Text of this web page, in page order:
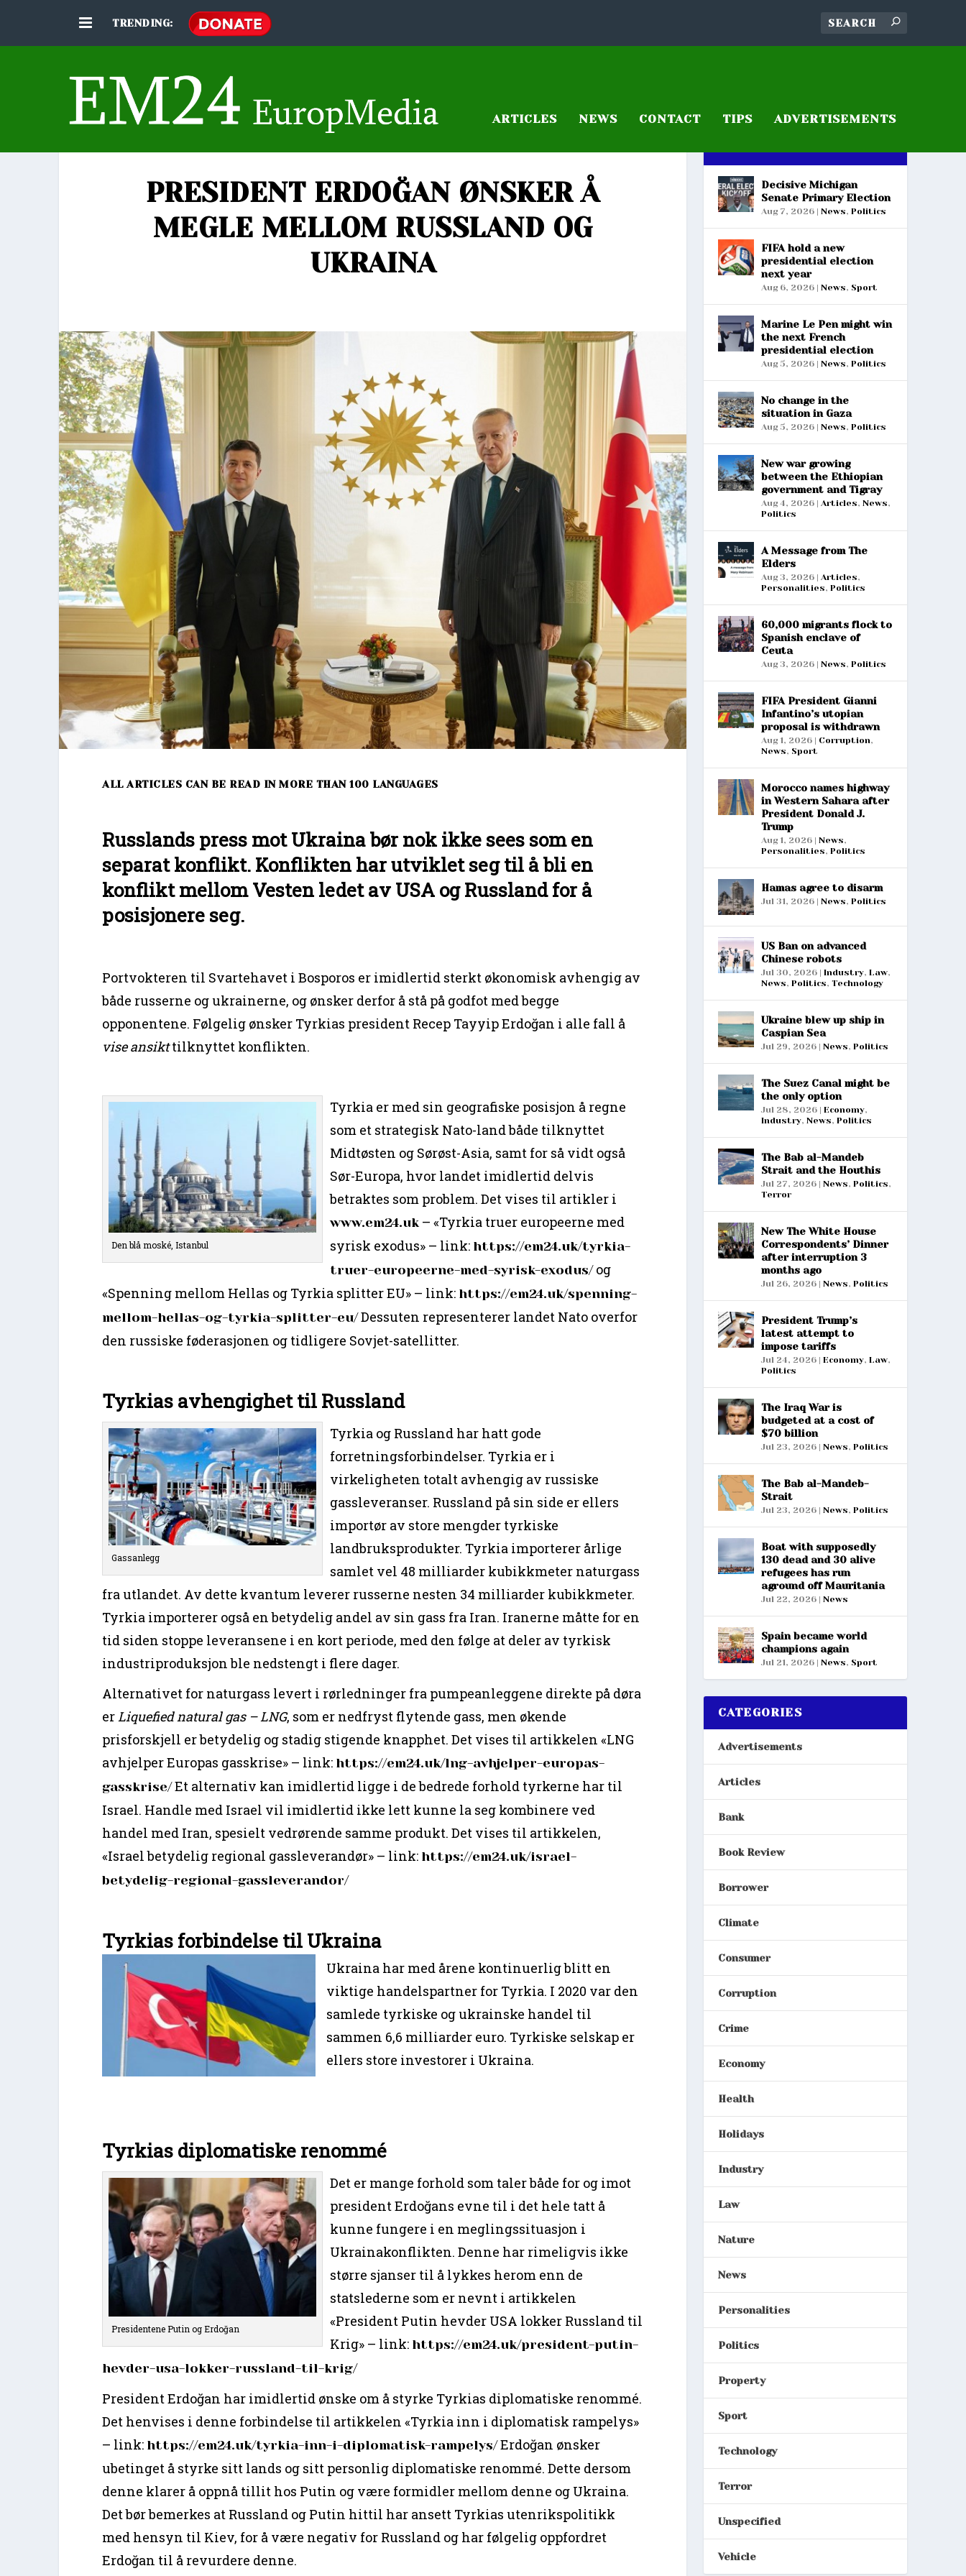
TRENDING:
ARTICLES NEWS CONTACT TIPS ADVERTISEMENTS
PRESIDENT ERDOĞAN ØNSKER Å
MEGLE MELLOM RUSSLAND OG
UKRAINA
ALL ARTICLES CAN BE READ IN MORE THAN 100 LANGUAGES
Russlands press mot Ukraina bør nok ikke sees som en
separat konflikt. Konflikten har utviklet seg til å bli en
konflikt mellom Vesten ledet av USA og Russland for å
posisjonere seg.
Portvokteren til Svartehavet i Bosporos er imidlertid sterkt økonomisk avhengig av
både russerne og ukrainerne, og ønsker derfor å stå på godfot med begge
opponentene. Følgelig ønsker Tyrkias president Recep Tayyip Erdoğan i alle fall å
vise ansikttilknyttet konflikten.
Den blå moské, Istanbul
Tyrkia er med sin geografiske posisjon å regne
som et strategisk Nato-land både tilknyttet
Midtøsten og Sørøst-Asia, samt for så vidt også
Sør-Europa, hvor landet imidlertid delvis
betraktes som problem. Det vises til artikler i
www.em24.uk– «Tyrkia truer europeerne med
syrisk exodus» – link: https://em24.uk/tyrkia-
truer-europeerne-med-syrisk-exodus/og
«Spenning mellom Hellas og Tyrkia splitter EU» – link: https://em24.uk/spenning-
mellom-hellas-og-tyrkia-splitter-eu/Dessuten representerer landet Nato overfor
den russiske føderasjonen og tidligere Sovjet-satellitter.
Tyrkias avhengighet til Russland
Gassanlegg
Tyrkia og Russland har hatt gode
forretningsforbindelser. Tyrkia er i
virkeligheten totalt avhengig av russiske
gassleveranser. Russland på sin side er ellers
importør av store mengder tyrkiske
landbruksprodukter. Tyrkia importerer årlige
samlet vel 48 milliarder kubikkmeter naturgass
fra utlandet. Av dette kvantum leverer russerne nesten 34 milliarder kubikkmeter.
Tyrkia importerer også en betydelig andel av sin gass fra Iran. Iranerne måtte for en
tid siden stoppe leveransene i en kort periode, med den følge at deler av tyrkisk
industriproduksjon ble nedstengt i flere dager.
Alternativet for naturgass levert i rørledninger fra pumpeanleggene direkte på døra
erLiquefied natural gas – LNG, som er nedfryst flytende gass, men økende
prisforskjell er betydelig og stadig stigende knapphet. Det vises til artikkelen «LNG
avhjelper Europas gasskrise» – link: https://em24.uk/lng-avhjelper-europas-
gasskrise/Et alternativ kan imidlertid ligge i de bedrede forhold tyrkerne har til
Israel. Handle med Israel vil imidlertid ikke lett kunne la seg kombinere ved
handel med Iran, spesielt vedrørende samme produkt. Det vises til artikkelen,
«Israel betydelig regional gassleverandør» – link: https://em24.uk/israel-
betydelig-regional-gassleverandor/
Tyrkias forbindelse til Ukraina
Ukraina har med årene kontinuerlig blitt en
viktige handelspartner for Tyrkia. I 2020 var den
samlede tyrkiske og ukrainske handel til
sammen 6,6 milliarder euro. Tyrkiske selskap er
ellers store investorer i Ukraina.
Tyrkias diplomatiske renommé
Presidentene Putin og Erdoğan
Det er mange forhold som taler både for og imot
president Erdoğans evne til i det hele tatt å
kunne fungere i en meglingssituasjon i
Ukrainakonflikten. Denne har rimeligvis ikke
større sjanser til å lykkes herom enn de
statslederne som er nevnt i artikkelen
«President Putin hevder USA lokker Russland til
Krig» – link: https://em24.uk/president-putin-
hevder-usa-lokker-russland-til-krig/
President Erdoğan har imidlertid ønske om å styrke Tyrkias diplomatiske renommé.
Det henvises i denne forbindelse til artikkelen «Tyrkia inn i diplomatisk rampelys»
– link: https://em24.uk/tyrkia-inn-i-diplomatisk-rampelys/Erdoğan ønsker
ubetinget å styrke sitt lands og sitt personlig diplomatiske renommé. Dette dersom
denne klarer å oppnå tillit hos Putin og være formidler mellom denne og Ukraina.
Det bør bemerkes at Russland og Putin hittil har ansett Tyrkias utenrikspolitikk
med hensyn til Kiev, for å være negativ for Russland og har følgelig oppfordret
Erdoğan til å revurdere denne.
Decisive Michigan
Senate Primary Election
Aug 7, 2026| News, Politics
FIFA hold a new
presidential election
next year
Aug 6, 2026| News, Sport
Marine Le Pen might win
the next French
presidential election
Aug 5, 2026| News, Politics
No change in the
situation in Gaza
Aug 5, 2026| News, Politics
New war growing
between the Ethiopian
government and Tigray
Aug 4, 2026| Articles, News,
Politics
A Message from The
Elders
Aug 3, 2026| Articles,
Personalities, Politics
60,000 migrants flock to
Spanish enclave of
Ceuta
Aug 3, 2026| News, Politics
FIFA President Gianni
Infantino’s utopian
proposal is withdrawn
Aug 1, 2026| Corruption,
News, Sport
Morocco names highway
in Western Sahara after
President Donald J.
Trump
Aug 1, 2026| News,
Personalities, Politics
Hamas agree to disarm
Jul 31, 2026| News, Politics
US Ban on advanced
Chinese robots
Jul 30, 2026| Industry, Law,
News, Politics, Technology
Ukraine blew up ship in
Caspian Sea
Jul 29, 2026| News, Politics
The Suez Canal might be
the only option
Jul 28, 2026| Economy,
Industry, News, Politics
The Bab al-Mandeb
Strait and the Houthis
Jul 27, 2026| News, Politics,
Terror
New The White House
Correspondents’ Dinner
after interruption 3
months ago
Jul 26, 2026| News, Politics
President Trump’s
latest attempt to
impose tariffs
Jul 24, 2026| Economy, Law,
Politics
The Iraq War is
budgeted at a cost of
$70 billion
Jul 23, 2026| News, Politics
The Bab al-Mandeb-
Strait
Jul 23, 2026| News, Politics
Boat with supposedly
130 dead and 30 alive
refugees has run
aground off Mauritania
Jul 22, 2026| News
Spain became world
champions again
Jul 21, 2026| News, Sport
CATEGORIES
Advertisements
Articles
Bank
Book Review
Borrower
Climate
Consumer
Corruption
Crime
Economy
Health
Holidays
Industry
Law
Nature
News
Personalities
Politics
Property
Sport
Technology
Terror
Unspecified
Vehicle